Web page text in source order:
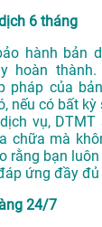
6 tháng
hành bản
hoàn
pháp của
nếu có bất
vụ, DTMT
chữa mà
rằng bạn
ứng đầy
24/7